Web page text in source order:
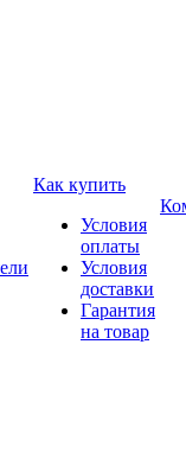
Как купить
Условия
оплаты
Условия
доставки
Гарантия
на товар